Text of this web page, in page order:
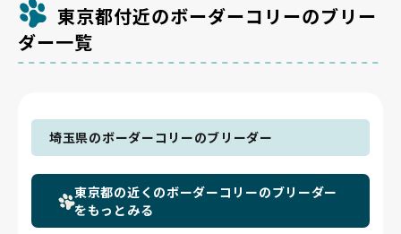
届く環境でのびのびと健やかに育てています😊
東京都付近のボーダーコリーのブリー
ダー一覧
埼玉県のボーダーコリーのブリーダー
東京都の近くのボーダーコリーのブリーダー
をもっとみる